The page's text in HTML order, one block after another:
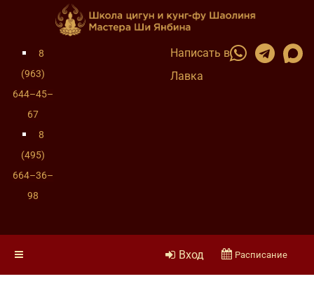
8
(963)
644–45–
67
8
(495)
664–36–
98
Написать в
Лавка
Вход Расписание